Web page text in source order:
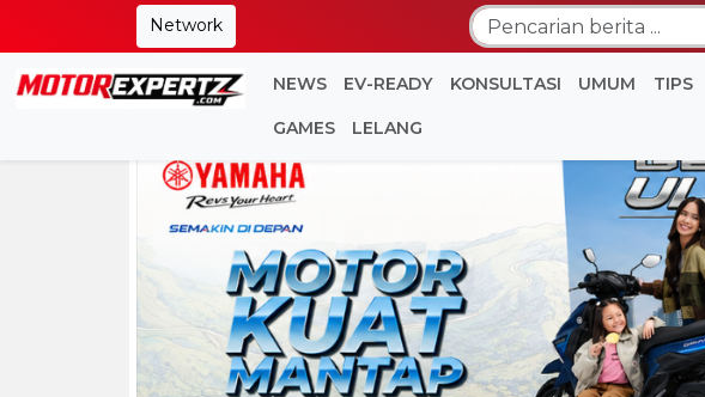
Network
NEWS EV-READY KONSULTASI UMUM TIPS
GAMES LELANG